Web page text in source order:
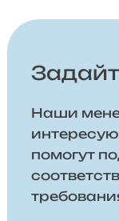
Наши
помогут